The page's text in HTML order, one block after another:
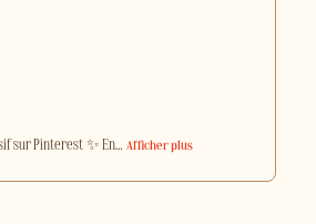
sur Pinterest ✨ En… Afficher plus